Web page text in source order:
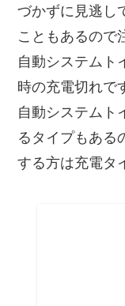
づかずに見逃し
こともあるので
自動システムト
時の充電切れで
自動システムト
るタイプもある
する方は充電タ